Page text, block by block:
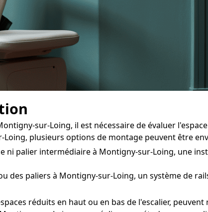
sur-Loing, il est nécessaire de évaluer
plusieurs options de montage peuvent être
ni palier intermédiaire à Montigny-sur-Loing, une
des paliers à Montigny-sur-Loing, un système de
réduits en haut ou en bas de l'escalier,